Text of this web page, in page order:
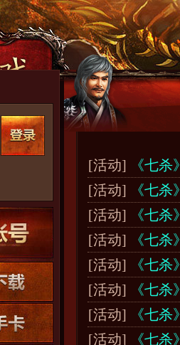
[活动]
《七
[活动]
《七
[活动]
《七
[活动]
《七
[活动]
《七
[活动]
《七
[活动]
《七
[活动]
《七